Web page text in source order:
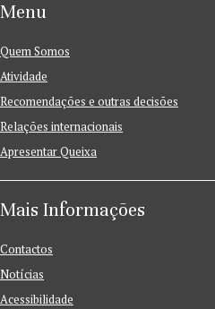
Menu
Quem Somos
Atividade
Recomendações e outras decisões
Relações internacionais
Apresentar Queixa
Mais Informações
Contactos
Notícias
Acessibilidade